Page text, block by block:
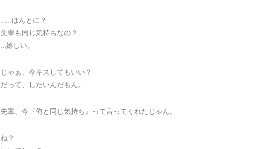
……ほんとに？
先輩も同じ気持ちなの？
…嬉しい。
じゃぁ、今キスしてもいい？
だって、したいんだもん。
先輩、今『俺と同じ気持ち』って言ってくれたじゃん。
ね？